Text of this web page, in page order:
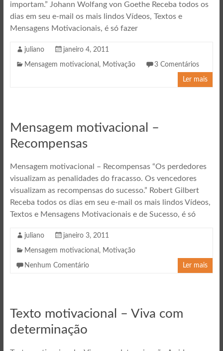
importam.” Johann Wolfang von Goethe Receba todos os
dias em seu e-mail os mais lindos Vídeos, Textos e
Mensagens Motivacionais, é só fazer
juliano janeiro 4, 2011
Mensagem motivacional , Motivação 3 Comentários
Ler mais
Mensagem motivacional –
Recompensas
Mensagem motivacional – Recompensas “Os perdedores
visualizam as penalidades do fracasso. Os vencedores
visualizam as recompensas do sucesso.” Robert Gilbert
Receba todos os dias em seu e-mail os mais lindos Vídeos,
Textos e Mensagens Motivacionais e de Sucesso, é só
juliano janeiro 3, 2011
Mensagem motivacional , Motivação
Nenhum Comentário Ler mais
Texto motivacional – Viva com
determinação